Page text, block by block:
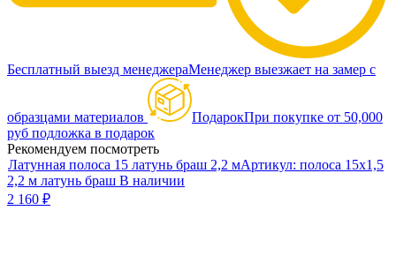
Бесплатный выезд менеджераМенеджер выезжает на замер с
образцами материалов ПодарокПри покупке от 50,000
руб подложка в подарок
Рекомендуем посмотреть
Латунная полоса 15 латунь браш 2,2 мАртикул: полоса 15х1,5
2,2 м латунь браш В наличии
2 160 ₽